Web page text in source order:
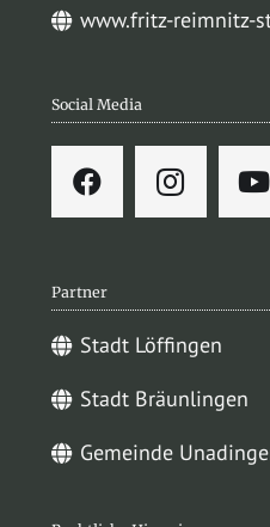
www.fritz-reimnitz-
Social Media
Partner
Stadt Löffingen
Stadt Bräunlingen
Gemeinde